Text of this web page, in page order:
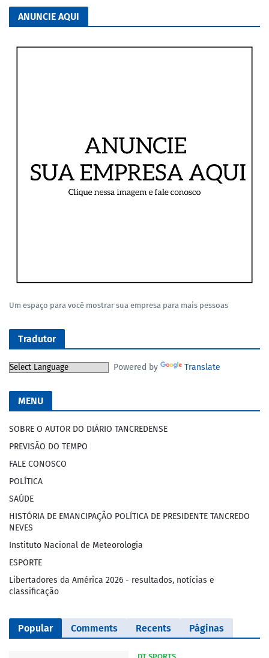
ANUNCIE AQUI
Um espaço para você mostrar sua empresa para mais pessoas
Tradutor
Powered by Translate
MENU
SOBRE O AUTOR DO DIÁRIO TANCREDENSE
PREVISÃO DO TEMPO
FALE CONOSCO
POLÍTICA
SAÚDE
HISTÓRIA DE EMANCIPAÇÃO POLÍTICA DE PRESIDENTE TANCREDO
NEVES
Instituto Nacional de Meteorologia
ESPORTE
Libertadores da América 2026 - resultados, notícias e
classificação
Popular Comments Recents Páginas